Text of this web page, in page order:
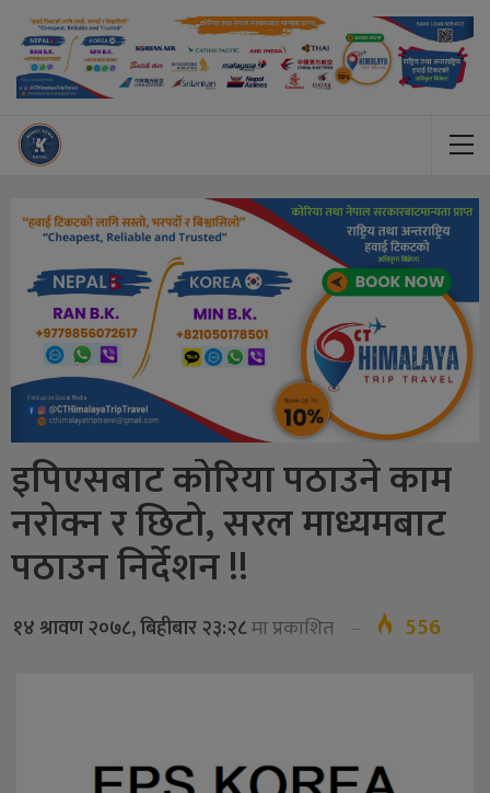
इपिएसबाट कोरिया पठाउने काम
नरोक्न र छिटो, सरल माध्यमबाट
पठाउन निर्देशन !!
१४ श्रावण २०७८, बिहीबार २३:२८मा प्रकाशित 556